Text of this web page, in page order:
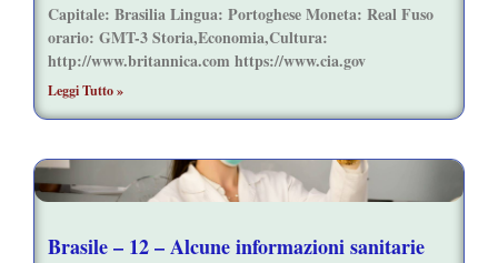
Capitale: Brasilia Lingua: Portoghese Moneta: Real Fuso
orario: GMT-3 Storia,Economia,Cultura:
http://www.britannica.com https://www.cia.gov
Leggi Tutto »
Brasile – 12 – Alcune informazioni sanitarie